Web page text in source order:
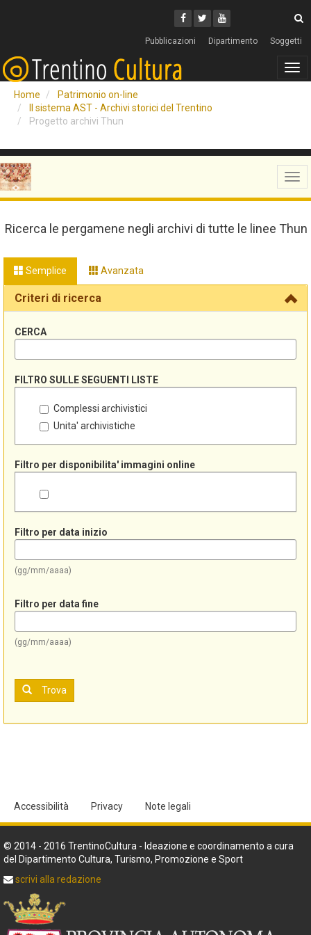
Facebook
Twitter
Youtube
Pubblicazioni Dipartimento Soggetti
Home
Patrimonio on-line
Il sistema AST - Archivi storici del Trentino
Progetto archivi Thun
Ricerca le pergamene negli archivi di tutte le linee Thun
Semplice Avanzata
Criteri di ricerca
CERCA
FILTRO SULLE SEGUENTI LISTE
Complessi archivistici
Unita' archivistiche
Filtro per disponibilita' immagini online
Filtro per data inizio
(gg/mm/aaaa)
Filtro per data fine
(gg/mm/aaaa)
Trova
Accessibilità Privacy Note legali
© 2014 - 2016 TrentinoCultura - Ideazione e coordinamento a cura
del Dipartimento Cultura, Turismo, Promozione e Sport
scrivi alla redazione